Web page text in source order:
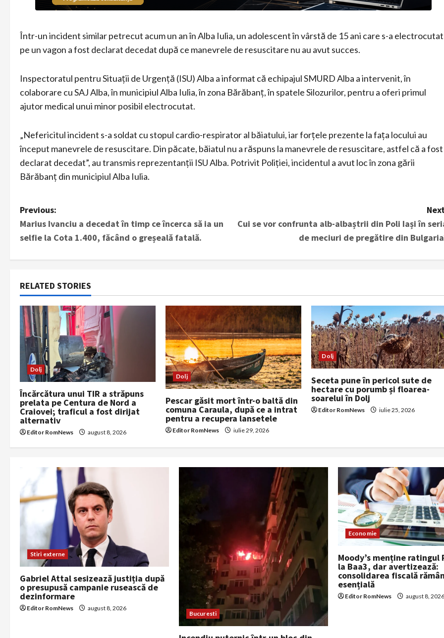
Într-un incident similar petrecut acum un an în Alba Iulia, un adolescent în vârstă de 15 ani care s-a electrocutat
pe un vagon a fost declarat decedat după ce manevrele de resuscitare nu au avut succes.
Inspectoratul pentru Situații de Urgență (ISU) Alba a informat că echipajul SMURD Alba a intervenit, în
colaborare cu SAJ Alba, în municipiul Alba Iulia, în zona Bărăbanț, în spatele Silozurilor, pentru a oferi primul
ajutor medical unui minor posibil electrocutat.
„Nefericitul incident s-a soldat cu stopul cardio-respirator al băiatului, iar forțele prezente la fața locului au
început manevrele de resuscitare. Din păcate, băiatul nu a răspuns la manevrele de resuscitare, astfel că a fost
declarat decedat”, au transmis reprezentanții ISU Alba. Potrivit Poliției, incidentul a avut loc în zona gării
Bărăbanț din municipiul Alba Iulia.
P
o
s
n
a
v
g
a
t
Previous:
Marius Ivanciu a decedat în timp ce încerca să ia un
selfie la Cota 1.400, făcând o greșeală fatală.
Cui se vor confrunta alb-albaștrii din Poli Iași în
de meciuri de pregătire din
RELATED STORIES
Dolj
Încărcătura unui TIR a străpuns
prelata pe Centura de Nord a
Craiovei; traficul a fost dirijat
alternativ
Editor RomNews august 8, 2026
Dolj
Pescar găsit mort într-o baltă din
comuna Caraula, după ce a intrat
pentru a recupera lansetele
Editor RomNews iulie 29, 2026
Dolj
Seceta pune în pericol sute de
hectare cu porumb și floarea-
soarelui în Dolj
Editor RomNews iulie 25, 2026
Stiri externe
Gabriel Attal sesizează justiția după
o presupusă campanie rusească de
dezinformare
Editor RomNews august 8, 2026
Bucuresti
Economie
Moody’s menține ratingul
la Baa3, dar avertizează:
consolidarea fiscală
esențială
Editor RomNews august 8, 2026